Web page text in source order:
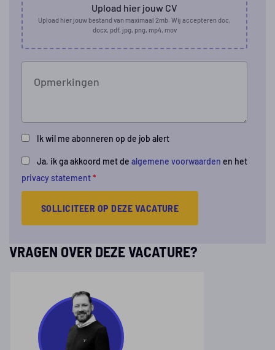
Upload hier jouw CV
Upload hier jouw bestand van maximaal 2mb. Wij accepteren doc,
docx, pdf, jpg, png, mp4, mov
Opmerkingen
Ik wil me abonneren op de job alert
Ja, ik ga akkoord met de algemene voorwaarden en het
privacy statement*
SOLLICITEER OP DEZE VACATURE
VRAGEN OVER DEZE VACATURE?